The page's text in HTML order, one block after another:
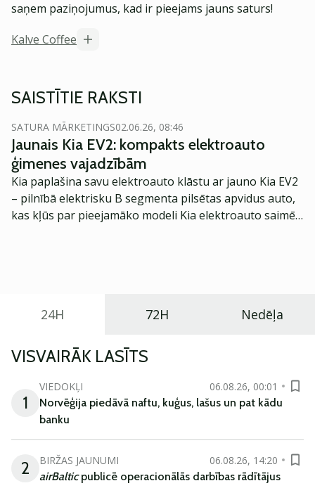
saņem paziņojumus, kad ir pieejams jauns saturs!
Kalve Coffee
SAISTĪTIE RAKSTI
SATURA MĀRKETINGS02.06.26, 08:46
Jaunais Kia EV2: kompakts elektroauto
ģimenes vajadzībām
Kia paplašina savu elektroauto klāstu ar jauno Kia EV2
– pilnībā elektrisku B segmenta pilsētas apvidus auto,
kas kļūs par pieejamāko modeli Kia elektroauto saimē
24H 72H Nedēļa
VISVAIRĀK LASĪTS
1
VIEDOKĻI
06.08.26, 00:01
Norvēģija piedāvā naftu, kuģus, lašus un pat kādu
banku
2 BIRŽAS JAUNUMI
06.08.26, 14:20
airBalticpublicē operacionālās darbības rādītājus